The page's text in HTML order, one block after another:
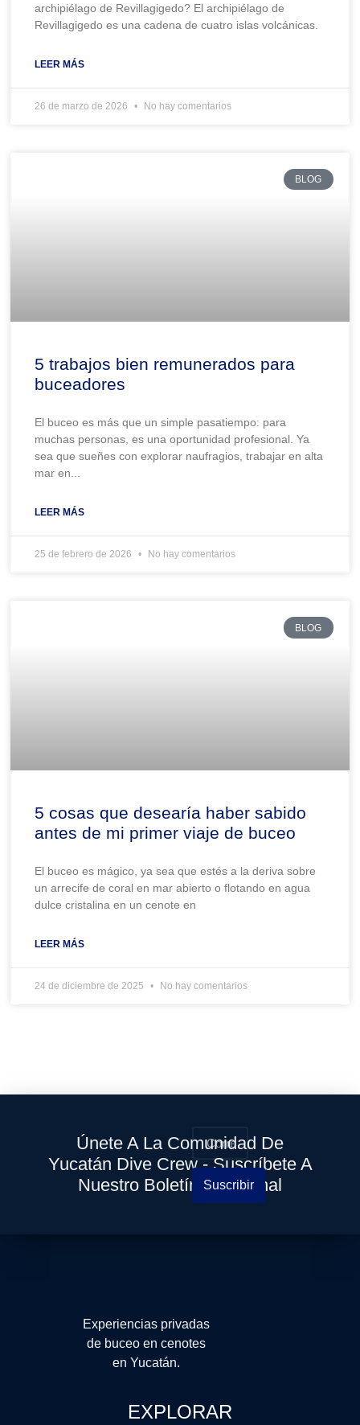
archipiélago de Revillagigedo? El archipiélago de
Revillagigedo es una cadena de cuatro islas volcánicas.
LEER MÁS
26 de marzo de 2026 No hay comentarios
BLOG
5 trabajos bien remunerados para
buceadores
El buceo es más que un simple pasatiempo: para
muchas personas, es una oportunidad profesional. Ya
sea que sueñes con explorar naufragios, trabajar en alta
mar en...
LEER MÁS
25 de febrero de 2026 No hay comentarios
BLOG
5 cosas que desearía haber sabido
antes de mi primer viaje de buceo
El buceo es mágico, ya sea que estés a la deriva sobre
un arrecife de coral en mar abierto o flotando en agua
dulce cristalina en un cenote en
LEER MÁS
24 de diciembre de 2025 No hay comentarios
Únete A La Comunidad De
Yucatán Dive Crew - Suscríbete A
Nuestro Boletín Quincenal
Suscribir
Experiencias privadas
de buceo en cenotes
en Yucatán.
EXPLORAR